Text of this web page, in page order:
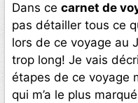
Dans ce carnet de
pas détailler tous ce
lors de ce voyage au
trop long! Je vais
étapes de ce voyage
qui m’a le plus